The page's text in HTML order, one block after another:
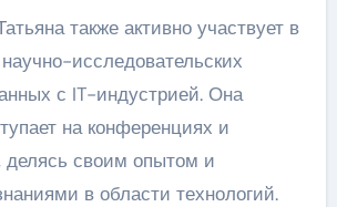
также активно участвует в
исследовательских
с IT-индустрией. Она
на конференциях и
делясь своим опытом и
в области технологий.